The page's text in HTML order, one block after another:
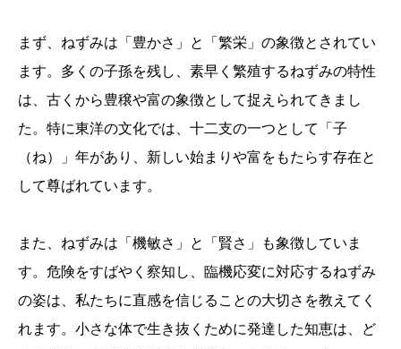
まず、ねずみは「豊かさ」と「繁栄」の象徴とされてい
ます。多くの子孫を残し、素早く繁殖するねずみの特性
は、古くから豊穣や富の象徴として捉えられてきまし
た。特に東洋の文化では、十二支の一つとして「子
（ね）」年があり、新しい始まりや富をもたらす存在と
して尊ばれています。
また、ねずみは「機敏さ」と「賢さ」も象徴していま
す。危険をすばやく察知し、臨機応変に対応するねずみ
の姿は、私たちに直感を信じることの大切さを教えてく
れます。小さな体で生き抜くために発達した知恵は、ど